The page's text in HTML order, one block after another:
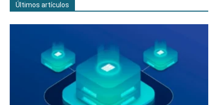
Últimos artículos